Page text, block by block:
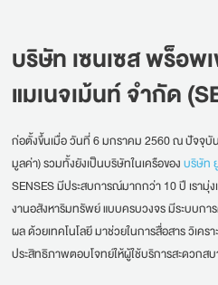
บริษัท เซนเซส พร็อพ
แมเนจเม้นท์ จำกัด
ก่อตั้งขึ้นเมื่อ วันที่ 6 มกราคม 2560 ณ ปัจจุบั
มูลค่า) รวมทั้งยังเป็นบริษัทในเครือของบริษัท
SENSES มีประสบการณ์มากกว่า 10 ปี เรามุ่
งานอสังหาริมทรัพย์ แบบครบวงจร มีระบบก
ผล ด้วยเทคโนโลยี มาช่วยในการสื่อสาร วิเคร
ประสิทธิภาพตอบโจทย์ให้ผู้ใช้บริการสะดวกส